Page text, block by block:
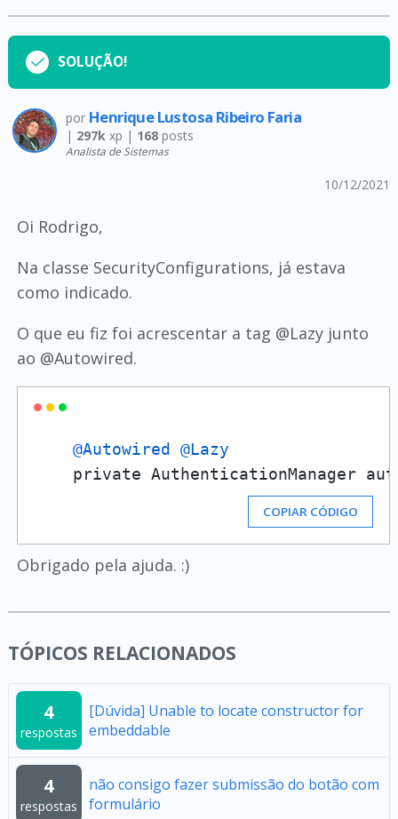
SOLUÇÃO!
por Henrique Lustosa Ribeiro Faria
| 297kxp | 168posts
Analista de Sistemas
10/12/2021
Oi Rodrigo,
Na classe SecurityConfigurations, já estava
como indicado.
O que eu fiz foi acrescentar a tag @Lazy junto
ao @Autowired.
@Autowired
@Lazy
private AuthenticationManager
COPIAR CÓDIGO
Obrigado pela ajuda. :)
TÓPICOS RELACIONADOS
4
respostas
[Dúvida] Unable to locate constructor for
embeddable
4
respostas
não consigo fazer submissão do botão com
formulário